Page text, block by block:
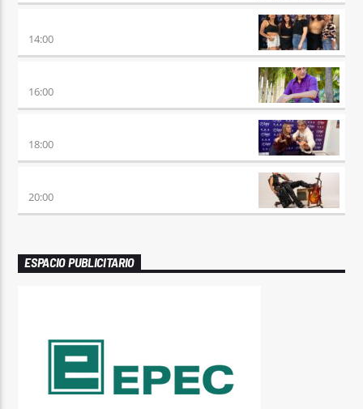
14:00
16:00
18:00
20:00
ESPACIO PUBLICITARIO